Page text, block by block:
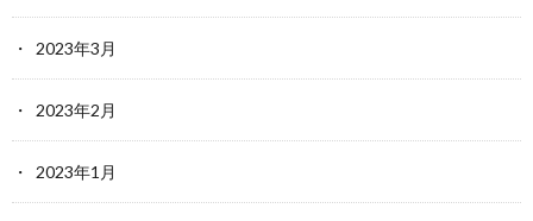
2023年3月
2023年2月
2023年1月